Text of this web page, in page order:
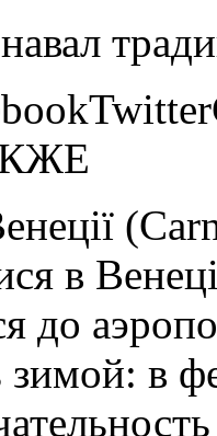
в
до
зимой: в